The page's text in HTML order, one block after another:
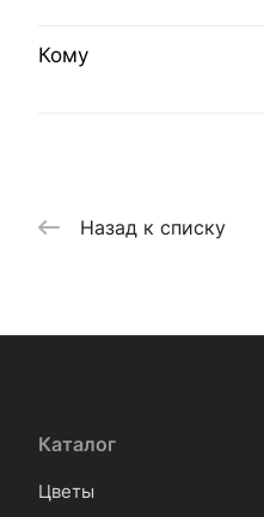
Кому
Назад к списку
Каталог
Цветы